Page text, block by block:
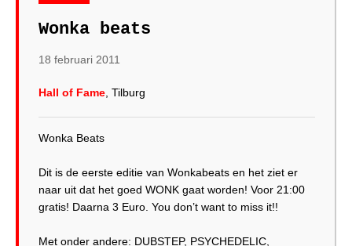
Wonka beats
18 februari 2011
Hall of Fame , Tilburg
Wonka Beats
Dit is de eerste editie van Wonkabeats en het ziet er
naar uit dat het goed WONK gaat worden! Voor 21:00
gratis! Daarna 3 Euro. You don’t want to miss it!!
Met onder andere: DUBSTEP, PSYCHEDELIC,